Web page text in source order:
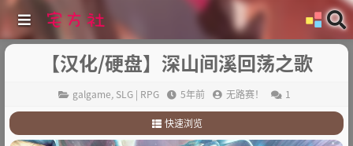
【汉化/硬盘】深山间溪回荡之歌
galgame, SLG | RPG 5年前 无路赛！ 1
快速浏览